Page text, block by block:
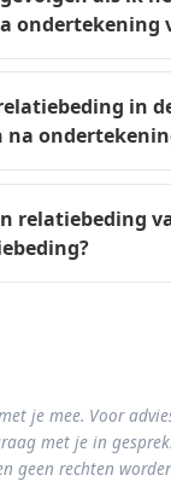
ondertekening
in
na
relatiebeding
je mee. Voor
met je in
geen rechten